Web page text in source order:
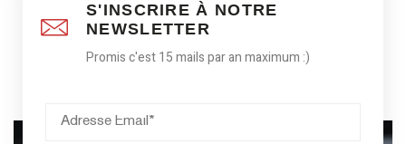
S'INSCRIRE À NOTRE
NEWSLETTER
Promis c'est 15 mails par an maximum :)